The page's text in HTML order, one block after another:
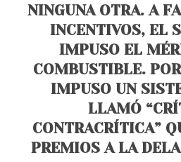
NINGUNA OTRA. A
INCENTIVOS, EL
IMPUSO EL
COMBUSTIBLE.
IMPUSO UN
LLAMÓ
CONTRACRÍTICA”
PREMIOS A LA